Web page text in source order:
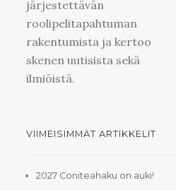
järjestettävän
roolipelitapahtuman
rakentumista ja kertoo
skenen uutisista sekä
ilmiöistä.
VIIMEISIMMÄT ARTIKKELIT
2027 Coniteahaku on auki!